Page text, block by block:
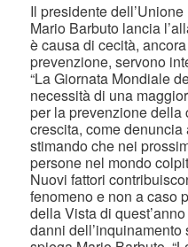
Il presidente
Mario Barbuto lancia
è causa di cecità,
prevenzione, servono
“La Giornata Mondiale
necessità di una
per la prevenzione della
crescita, come denuncia
stimando che nei
persone nel mondo
Nuovi fattori
fenomeno e non a caso
della Vista di
danni